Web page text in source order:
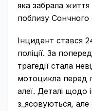
яка забрала
поблизу Сончного
Інцидент стався
поліції. За
трагедії стала
мотоцикла перед
алеї. Деталі щодо
з_ясовуються,